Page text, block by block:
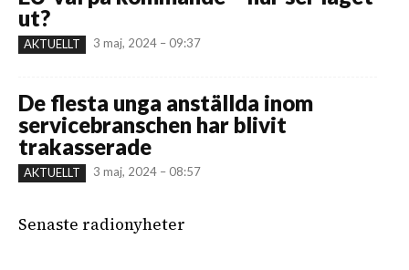
ut?
AKTUELLT 3 maj, 2024 – 09:37
De flesta unga anställda inom
servicebranschen har blivit
trakasserade
AKTUELLT 3 maj, 2024 – 08:57
Senaste radionyheter